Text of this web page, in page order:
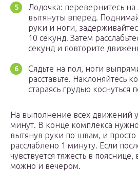
Лодочка: перевернитесь
вытянуты вперед.
руки и ноги,
10 секунд. Затем
секунд и повторите
Сядьте на пол, ноги
расставьте. Наклоняйтесь
стараясь грудью коснуться
На выполнение всех движений
минут. В конце комплекса
вытянув руки по швам, и просто
расслаблено 1 минуту. Если
чувствуется тяжесть в
можно и вечером.